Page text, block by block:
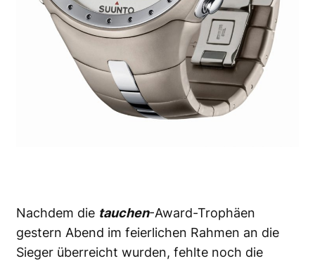
Nachdem die tauchen-Award-Trophäen
gestern Abend im feierlichen Rahmen an die
Sieger überreicht wurden, fehlte noch die